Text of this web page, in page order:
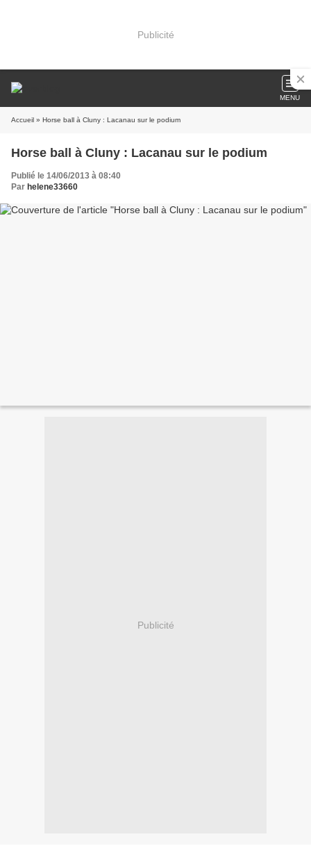
Publicité
MENU
Accueil » Horse ball à Cluny : Lacanau sur le podium
Horse ball à Cluny : Lacanau sur le podium
Publié le 14/06/2013 à 08:40
Par helene33660
Publicité